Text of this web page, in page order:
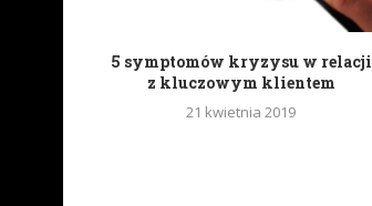
5 symptomów kryzysu w relacji
z kluczowym klientem
21 kwietnia 2019